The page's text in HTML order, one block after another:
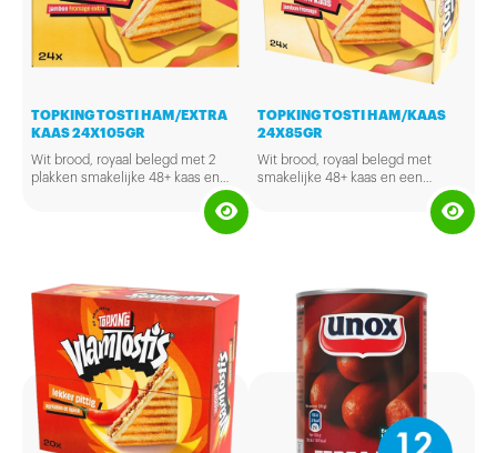
sporten!
TOPKING TOSTI HAM/EXTRA
KAAS 24X105GR
Wit brood, royaal belegd met 2
plakken smakelijke 48+ kaas en
een lekkere plak ham. In totaal
maar liefst 45 gram beleg. Alles
wanneer de buitenkant goudgeel
geroosterd is.
Er zitten 24 stuks á 10
5 gram in een doos.
Bereidingswijze: Ontdooien: Bij
voorkeur in de verpakking laten
ontdooien.Het product dient voor
consumptie krokant gebakken te
TOPKING TOSTI HAM/KAAS
24X85GR
Wit brood, royaal belegd met
smakelijke 48+ kaas en een
lekkere plak ham. In totaal maar
liefst 35 gram beleg. Alles tussen
mooi dun gesneden casinobrood,
Er zitten 24 stuks á 85 gram in een
Bereidingswijze: Ontdooien: Bij
voorkeur in de verpakking laten
ontdooien.Het product dient voor
consumptie krokant gebakken te